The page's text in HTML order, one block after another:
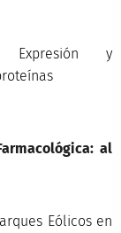
y
al
Eólicos en